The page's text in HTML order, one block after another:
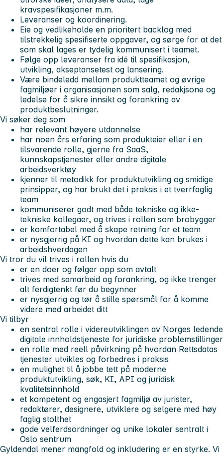
kravspesifikasjoner m.m.
Leveranser og koordinering.
Eie og vedlikeholde en prioritert backlog med
tilstrekkelig spesifiserte oppgaver, og sørge for at det
som skal lages er tydelig kommunisert i teamet.
Følge opp leveranser fra idé til spesifikasjon,
utvikling, akseptansetest og lansering.
Være bindeledd mellom produktteamet og øvrige
fagmiljøer i organisasjonen som salg, redakjsone og
ledelse for å sikre innsikt og forankring av
produktbeslutninger.
Vi søker deg som
har relevant høyere utdannelse
har noen års erfaring som produkteier eller i en
tilsvarende rolle, gjerne fra SaaS,
kunnskapstjenester eller andre digitale
arbeidsverktøy
kjenner til metodikk for produktutvikling og smidige
prinsipper, og har brukt det i praksis i et tverrfaglig
team
kommuniserer godt med både tekniske og ikke-
tekniske kollegaer, og trives i rollen som brobygger
er komfortabel med å skape retning for et team
er nysgjerrig på KI og hvordan dette kan brukes i
arbeidshverdagen
Vi tror du vil trives i rollen hvis du
er en doer og følger opp som avtalt
trives med samarbeid og forankring, og ikke trenger
alt ferdigtenkt før du begynner
er nysgjerrig og tør å stille spørsmål for å komme
videre med arbeidet ditt
Vi tilbyr
en sentral rolle i videreutviklingen av Norges ledende
digitale innholdstjeneste for juridiske problemstillinger
en rolle med reell påvirkning på hvordan Rettsdatas
tjenester utvikles og forbedres i praksis
en mulighet til å jobbe tett på moderne
produktutvikling, søk, KI, API og juridisk
kvalitetsinnhold
et kompetent og engasjert fagmiljø av jurister,
redaktører, designere, utviklere og selgere med høy
faglig stolthet
gode velferdsordninger og unike lokaler sentralt i
Oslo sentrum
Gyldendal mener mangfold og inkludering er en styrke. Vi